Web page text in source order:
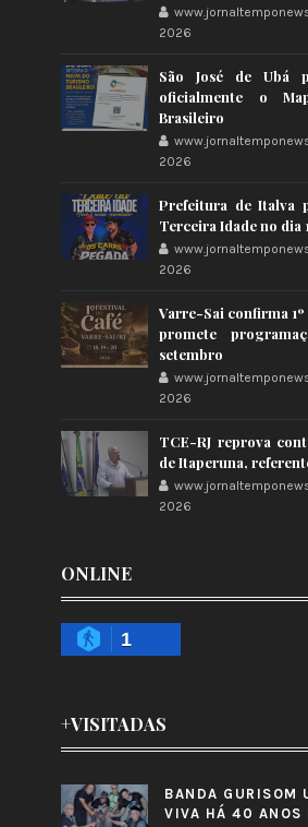
2026
São José de Ubá
oficialmente o
Brasileiro
2026
Prefeitura de Italva
Terceira Idade no dia
2026
Varre-Sai confirma
promete
setembro
2026
TCE-RJ reprova
de Itaperuna,
2026
ONLINE
1
+VISITADAS
BANDA GURISOM
VIVA HÁ 40 ANOS